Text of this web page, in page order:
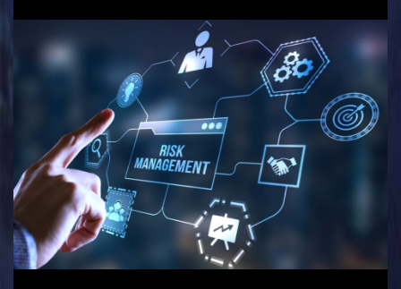
Video